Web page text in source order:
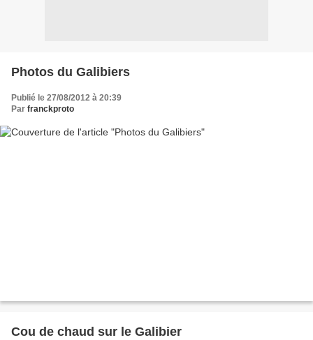
Photos du Galibiers
Publié le 27/08/2012 à 20:39
Par franckproto
Cou de chaud sur le Galibier